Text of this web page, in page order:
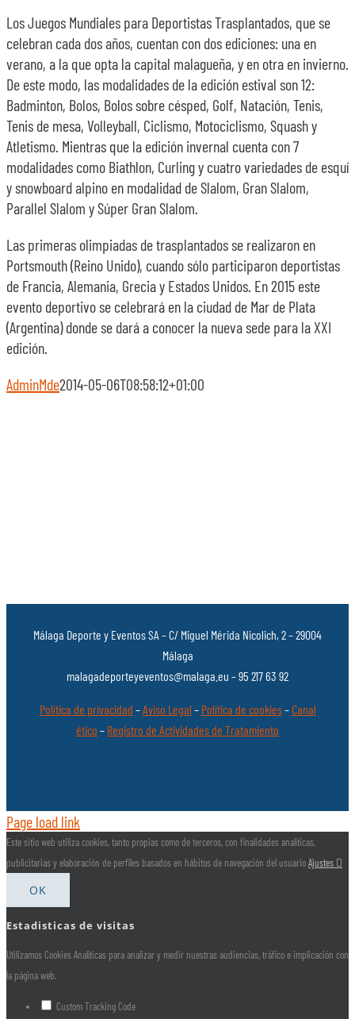
Los Juegos Mundiales para Deportistas Trasplantados, que se
celebran cada dos años, cuentan con dos ediciones: una en
verano, a la que opta la capital malagueña, y en otra en invierno.
De este modo, las modalidades de la edición estival son 12:
Badminton, Bolos, Bolos sobre césped, Golf, Natación, Tenis,
Tenis de mesa, Volleyball, Ciclismo, Motociclismo, Squash y
Atletismo. Mientras que la edición invernal cuenta con 7
modalidades como Biathlon, Curling y cuatro variedades de esquí
y snowboard alpino en modalidad de Slalom, Gran Slalom,
Parallel Slalom y Súper Gran Slalom.
Las primeras olimpiadas de trasplantados se realizaron en
Portsmouth (Reino Unido), cuando sólo participaron deportistas
de Francia, Alemania, Grecia y Estados Unidos. En 2015 este
evento deportivo se celebrará en la ciudad de Mar de Plata
(Argentina) donde se dará a conocer la nueva sede para la XXI
edición.
AdminMde2014-05-06T08:58:12+01:00
Málaga Deporte y Eventos SA – C/ Miguel Mérida Nicolich, 2 – 29004
Málaga
malagadeporteyeventos@malaga.eu – 95 217 63 92
Política de privacidad –Aviso Legal – Política de cookies–Canal
ético – Registro de Actividades de Tratamiento
Page load link
Este sitio web utiliza cookies, tanto propias como de terceros, con finalidades analíticas,
publicitarias y elaboración de perfiles basados en hábitos de navegación del usuarioAjustes
OK
Estadisticas de visitas
Utilizamos Cookies Analíticas para analizar y medir nuestras audiencias, tráfico e implicación con
la página web.
Custom Tracking Code